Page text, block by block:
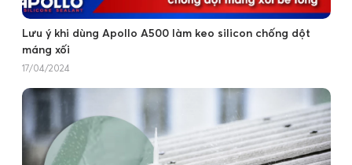
Lưu ý khi dùng Apollo A500 làm keo silicon chống dột
máng xối
17/04/2024